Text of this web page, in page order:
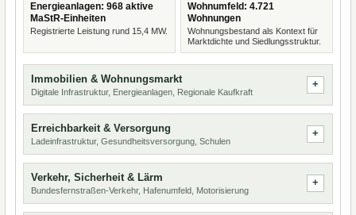
Energieanlagen: 968 aktive
MaStR-Einheiten
Registrierte Leistung rund 15,4 MW.
Wohnumfeld: 4.721
Wohnungen
Wohnungsbestand als Kontext für
Marktdichte und Siedlungsstruktur.
Immobilien & Wohnungsmarkt
Digitale Infrastruktur, Energieanlagen, Regionale Kaufkraft
Erreichbarkeit & Versorgung
Ladeinfrastruktur, Gesundheitsversorgung, Schulen
Verkehr, Sicherheit & Lärm
Bundesfernstraßen-Verkehr, Hafenumfeld, Motorisierung